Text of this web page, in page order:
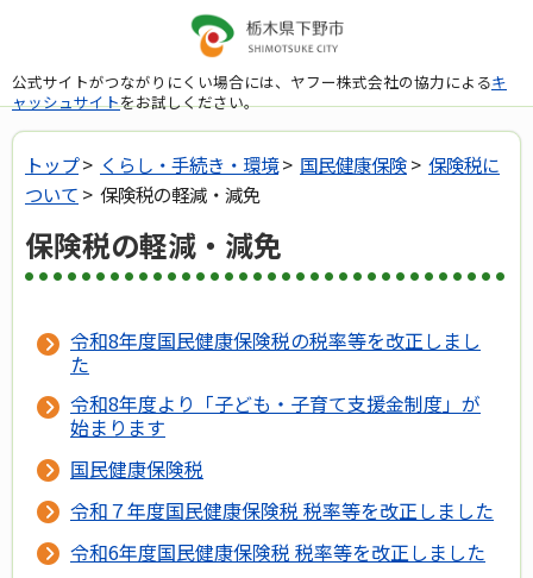
公式サイトがつながりにくい場合には、ヤフー株式会社の協力によるキ
ャッシュサイトをお試しください。
トップ> くらし・手続き・環境> 国民健康保険> 保険税に
ついて > 保険税の軽減・減免
保険税の軽減・減免
令和8年度国民健康保険税の税率等を改正しまし
た
令和8年度より「子ども・子育て支援金制度」が
始まります
国民健康保険税
令和７年度国民健康保険税 税率等を改正しました
令和6年度国民健康保険税 税率等を改正しました